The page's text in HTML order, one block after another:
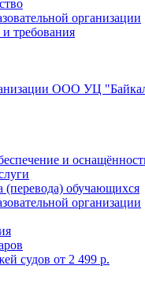
организации
требования
ООО УЦ
и
(перевода) обучающихся
организации
судов от 2 499 р.